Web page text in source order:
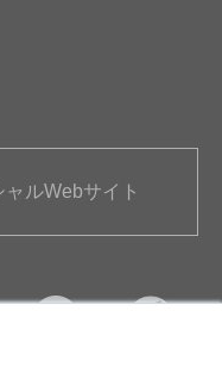
ルWebサイト